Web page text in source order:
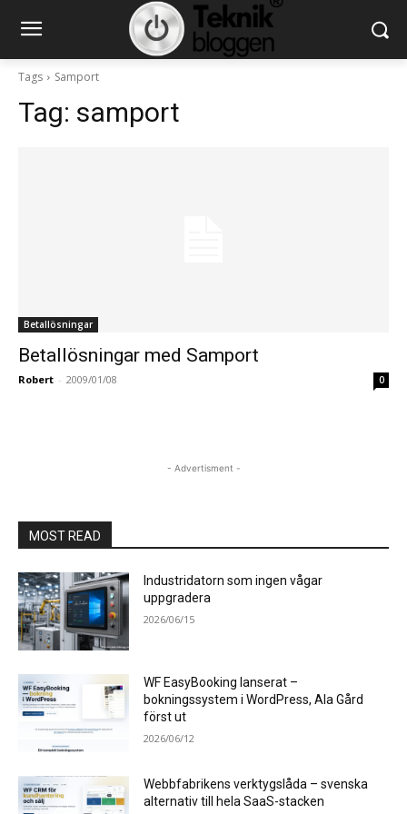
Tags Samport
Tag: samport
Betallösningar
Betallösningar med Samport
Robert - 2009/01/08 0
- Advertisment -
MOST READ
Industridatorn som ingen vågar
uppgradera
2026/06/15
WF EasyBooking lanserat –
bokningssystem i WordPress, Ala Gård
först ut
2026/06/12
Webbfabrikens verktygslåda – svenska
alternativ till hela SaaS-stacken